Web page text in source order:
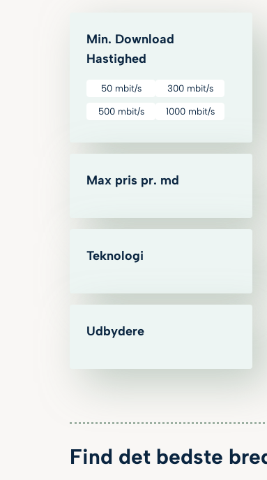
Min. Download
Hastighed
50 mbit/s 300 mbit/s
500 mbit/s 1000 mbit/s
Max pris pr. md
Teknologi
Udbydere
Find det bedste